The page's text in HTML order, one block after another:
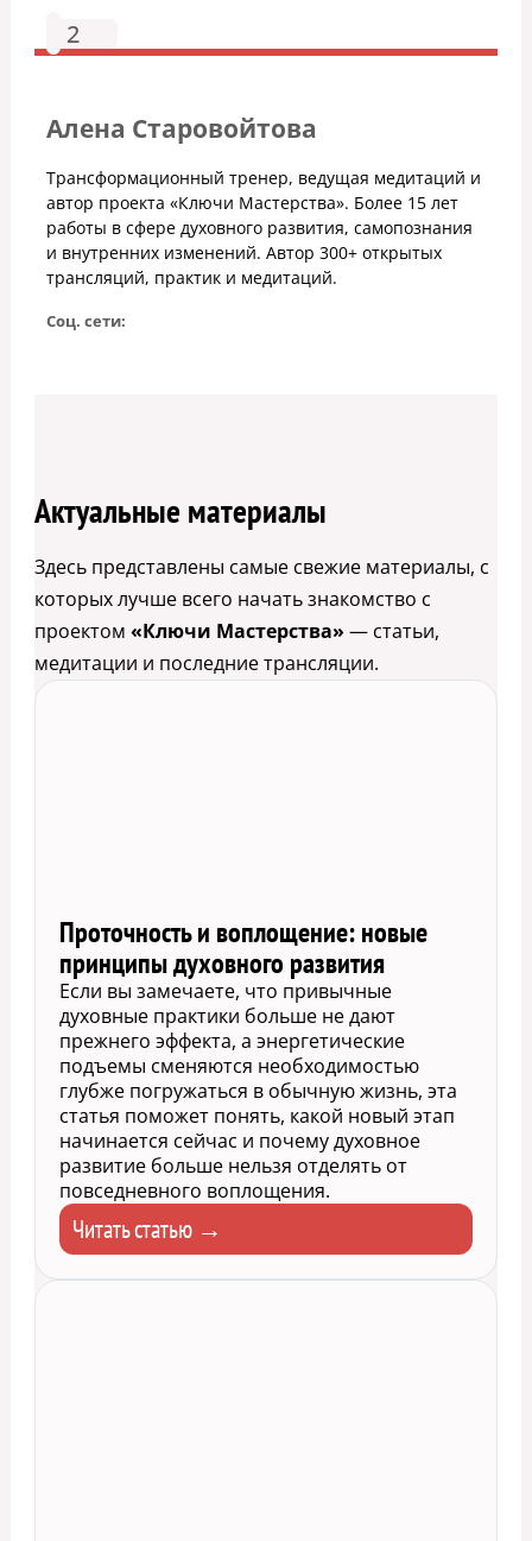
2
Алена Старовойтова
Трансформационный тренер, ведущая медитаций и
автор проекта «Ключи Мастерства». Более 15 лет
работы в сфере духовного развития, самопознания
и внутренних изменений. Автор 300+ открытых
трансляций, практик и медитаций.
Соц. сети:
Актуальные материалы
Здесь представлены самые свежие материалы, с
которых лучше всего начать знакомство с
проектом «Ключи Мастерства» — статьи,
медитации и последние трансляции.
Проточность и воплощение: новые
принципы духовного развития
Если вы замечаете, что привычные
духовные практики больше не дают
прежнего эффекта, а энергетические
подъемы сменяются необходимостью
глубже погружаться в обычную жизнь, эта
статья поможет понять, какой новый этап
начинается сейчас и почему духовное
развитие больше нельзя отделять от
повседневного воплощения.
Читать статью →